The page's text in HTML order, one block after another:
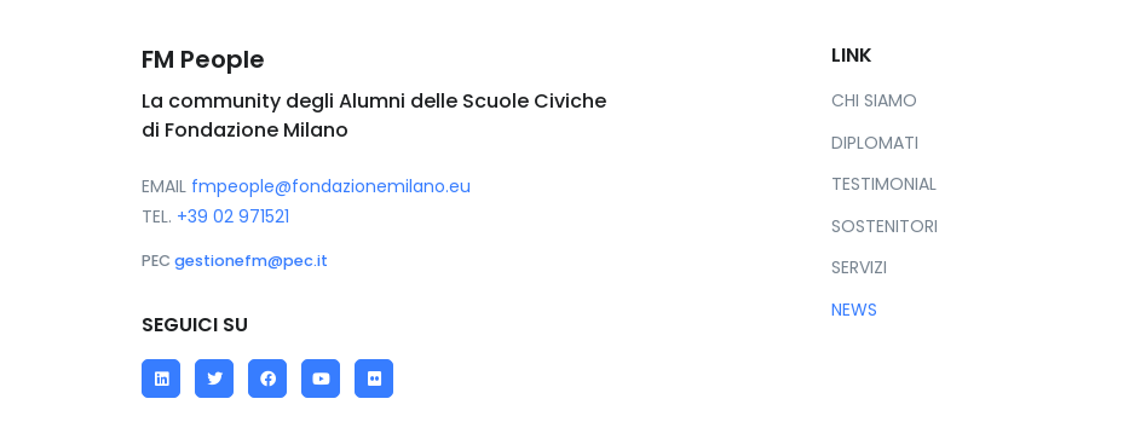
LINK
CHI SIAMO
DIPLOMATI
TESTIMONIAL
SOSTENITORI
SERVIZI
NEWS
FM People
La community degli Alumni delle Scuole Civiche
di Fondazione Milano
EMAIL fmpeople@fondazionemilano.eu
TEL. +39 02 971521
PEC gestionefm@pec.it
SEGUICI SU
LinkedInTwitterFacebookYouTube
Flickr